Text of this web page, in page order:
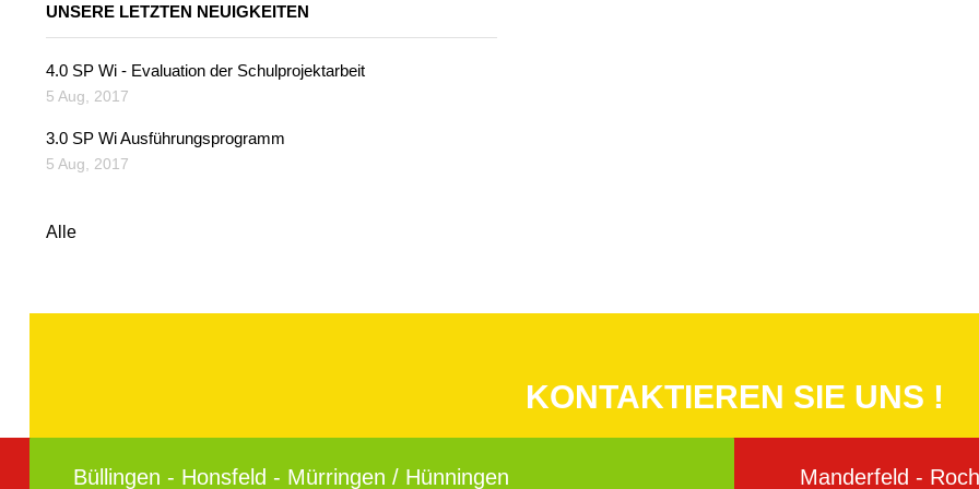
UNSERE LETZTEN NEUIGKEITEN
4.0 SP Wi - Evaluation der Schulprojektarbeit
5 Aug, 2017
3.0 SP Wi Ausführungsprogramm
5 Aug, 2017
Alle
KONTAKTIEREN SIE UNS !
Büllingen - Honsfeld - Mürringen / Hünningen Manderfeld -